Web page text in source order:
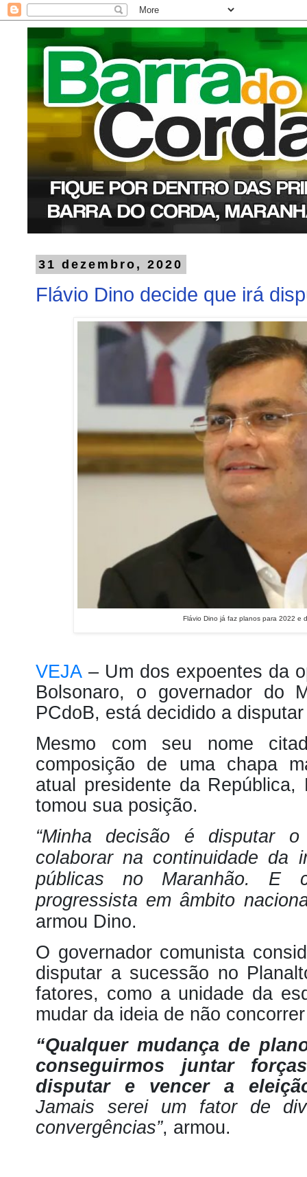
31 dezembro, 2020
Flávio Dino decide que irá
Flávio Dino já faz planos para 2022 e
VEJA – Um dos expoentes da
Bolsonaro, o governador do
PCdoB, está decidido a
Mesmo com seu nome
composição de uma chapa
atual presidente da
tomou sua posição.
“Minha decisão é disputar
colaborar na continuidade da
públicas no Maranhão. E
progressista em âmbito
armou Dino.
O governador comunista
disputar a sucessão no
fatores, como a unidade da
mudar da ideia de não
“Qualquer mudança de
conseguirmos juntar
disputar e vencer a
Jamais serei um fator de
convergências”, armou.